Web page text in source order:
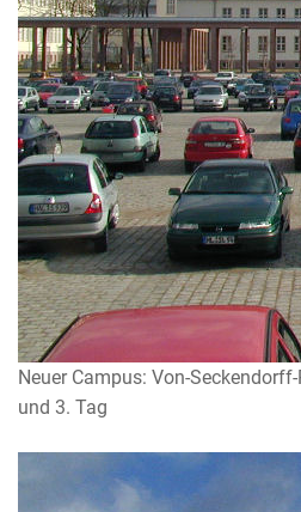
Neuer Campus: Von-
und 3. Tag